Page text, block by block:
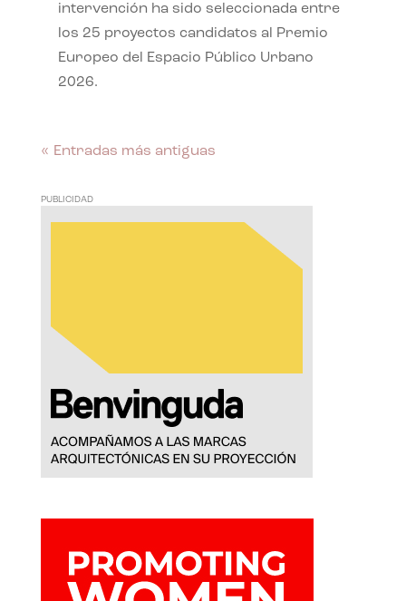
intervención ha sido seleccionada entre
los 25 proyectos candidatos al Premio
Europeo del Espacio Público Urbano
2026.
« Entradas más antiguas
PUBLICIDAD